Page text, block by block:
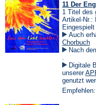
11 Der
1 Titel des
Artikel-Nr.:
Eingespielt
Auch
Chorbuch
Nach
in
einem
neuen
Tab)
.
Digitale
unserer
genutzt
Empfehlen: